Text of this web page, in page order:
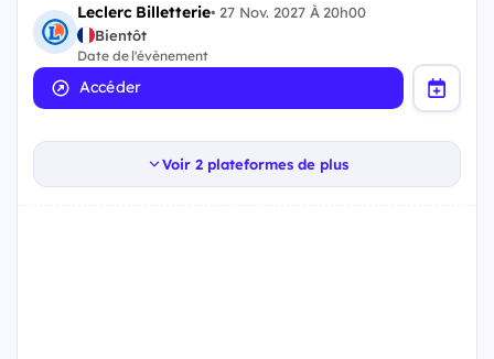
Leclerc Billetterie• 27 Nov. 2027 À 20h00
Bientôt
Date de l'évènement
Accéder
Voir 2 plateformes de plus